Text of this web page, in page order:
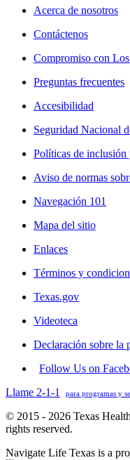
Acerca de nosotros
Contáctenos
Compromiso con
Preguntas frecuentes
Accesibilidad
Seguridad Nacional
Políticas de inclusión
Aviso de normas
Navegación 101
Mapa del sitio
Enlaces
Términos y
Texas.gov
Videoteca
Declaración sobre la
Follow Us on
Llame 2-1-1
para programas y
© 2015 - 2026 Texas
rights reserved.
Navigate Life Texas is a